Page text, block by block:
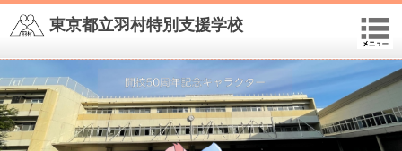
東京都立羽村特別支援学校